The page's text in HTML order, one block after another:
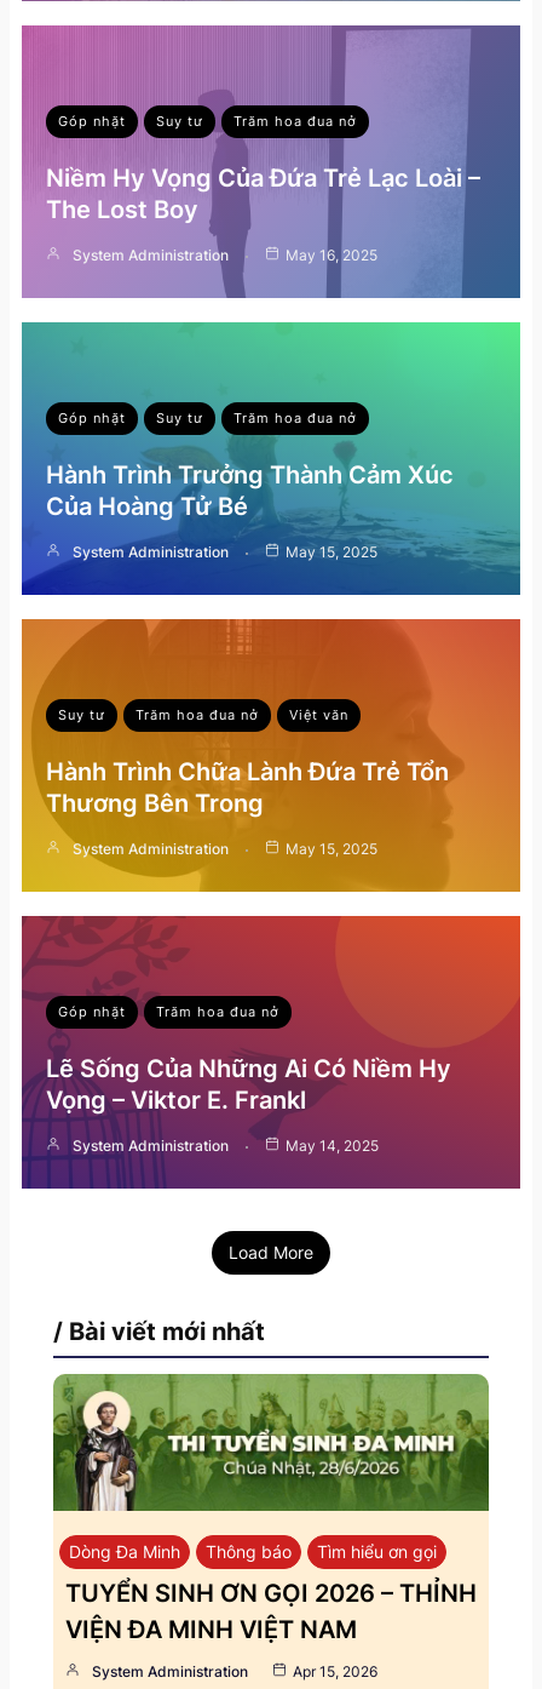
Góp nhặt Suy tư Trăm hoa đua nở
Niềm Hy Vọng Của Đứa Trẻ Lạc Loài –
The Lost Boy
System Administration May 16, 2025
Góp nhặt Suy tư Trăm hoa đua nở
Hành Trình Trưởng Thành Cảm Xúc
Của Hoàng Tử Bé
System Administration May 15, 2025
Suy tư Trăm hoa đua nở Việt văn
Hành Trình Chữa Lành Đứa Trẻ Tổn
Thương Bên Trong
System Administration May 15, 2025
Góp nhặt Trăm hoa đua nở
Lẽ Sống Của Những Ai Có Niềm Hy
Vọng – Viktor E. Frankl
System Administration May 14, 2025
Load More
/ Bài viết mới nhất
Dòng Đa Minh Thông báo Tìm hiểu ơn gọi
TUYỂN SINH ƠN GỌI 2026 – THỈNH
VIỆN ĐA MINH VIỆT NAM
System Administration Apr 15, 2026